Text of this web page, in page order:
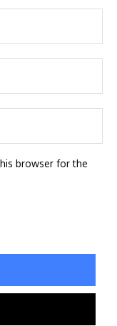
browser for the